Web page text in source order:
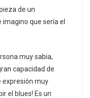
de un
que sería el
muy sabia,
capacidad de
expresión muy
el blues! Es un